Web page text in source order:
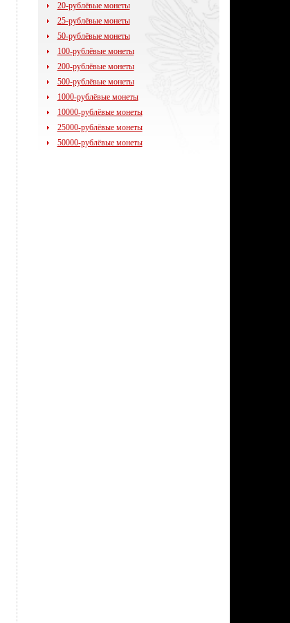
20-рублёвые монеты
25-рублёвые монеты
50-рублёвые монеты
100-рублёвые монеты
200-рублёвые монеты
500-рублёвые монеты
1000-рублёвые монеты
10000-рублёвые монеты
25000-рублёвые монеты
50000-рублёвые монеты